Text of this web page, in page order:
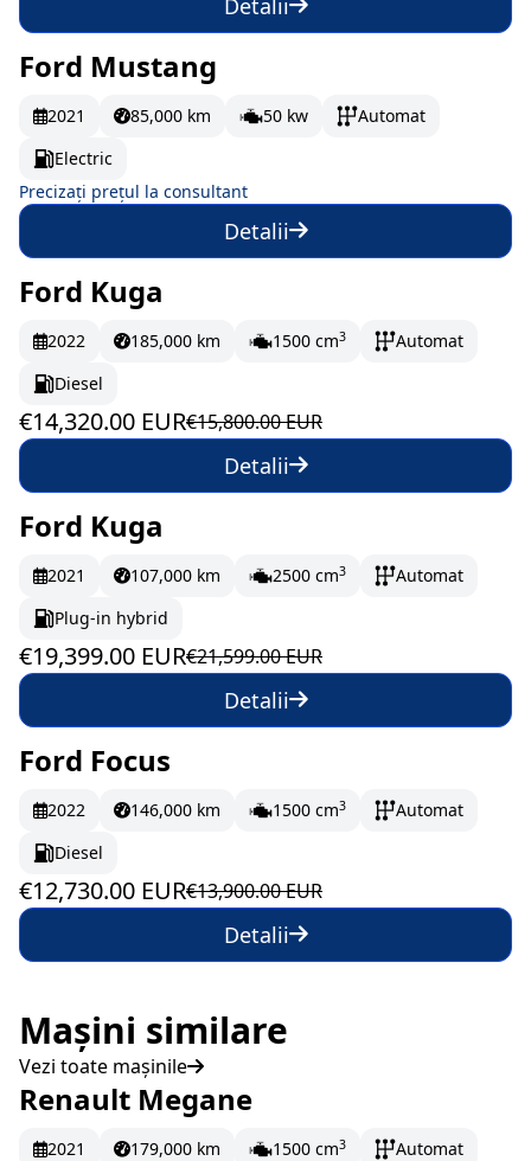
Detalii
La comandă
Ford Mustang
2021 85,000 km 50 kw
Automat
Electric
Precizați prețul la consultant
Detalii
În stoc
Ford Kuga
2022 185,000 km 1500 cm3
Automat
Diesel
€14,320.00 EUR€15,800.00 EUR
Detalii
În stoc
Ford Kuga
2021 107,000 km 2500 cm3
Automat
Plug-in hybrid
€19,399.00 EUR€21,599.00 EUR
Detalii
În stoc 212.17 EUR/lună
Ford Focus
2022 146,000 km 1500 cm3
Automat
Diesel
€12,730.00 EUR€13,900.00 EUR
Detalii
Mașini similare
Vezi toate mașinile
În stoc
192.17 EUR/lună
Renault Megane
2021 179,000 km 1500 cm3
Automat